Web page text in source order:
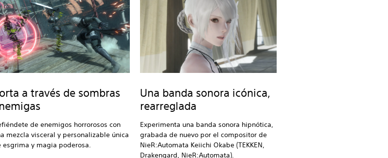
a través de sombras
de enemigos horrorosos con
mezcla visceral y personalizable única
esgrima y magia poderosa.
Una banda sonora icónica,
rearreglada
Experimenta una banda sonora hipnótica,
grabada de nuevo por el compositor de
NieR:Automata Keiichi Okabe (TEKKEN,
Drakengard, NieR:Automata).